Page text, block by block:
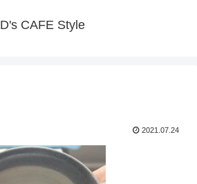
D's CAFE Style
2021.07.24